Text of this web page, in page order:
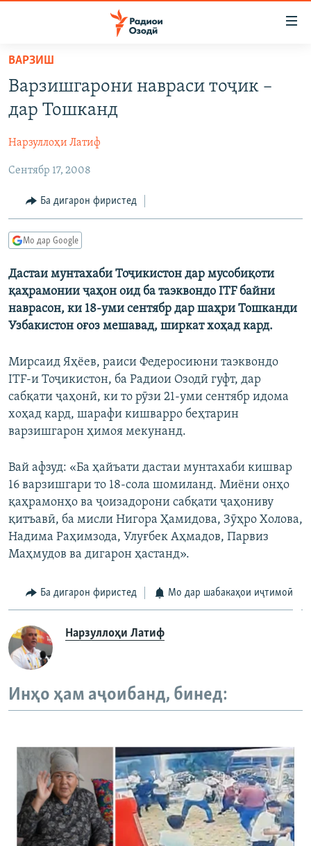
Ҷаҳиш
мояи
аслӣ
Ҷаҳиш
ба
аслӣ
Ҷаҳиш
ҷустор
СИЁСАТ
ҶОМЕА
ҚАЗИЯИ "КРОКУС"
ОСИЁИ МАРКАЗӢ
МЕҲМОНИ ОЗОДӢ
ВАРЗИШ
ГАПИ ОЗОД
РӮЗГОРИ МУҲОҶИР
САЛОМ, ХОҲАР
ТАҲҚИҚОТ
ҶАНГ ДАР УКРАИНА
НАЗАРИ МАРДУМ
БЛОГИСТОН
ОЗОДӢ ОНЛАЙН
ЧАНДРАСОНАӢ
ВИДЕО
НИГОРИСТОН
ГУЗОРИШҲОИ РАДИОӢ
РӮЙХАТҲО
КИТОБҲОИ ОЗОДӢ
ПАЙГИРӢ КУНЕД
Ҳамаи сомонаҳои RFE/RL
ВАРЗИШ
Варзишгарони навраси тоҷик –
дар Тошканд
Нарзуллоҳи Латиф
Сентябр 17, 2008
Ба дигарон фиристед
Мо дар Google
Дастаи мунтахаби Тоҷикистон дар мусобиқоти
қаҳрамонии ҷаҳон оид ба таэквондо ITF байни
наврасон, ки 18-уми сентябр дар шаҳри Тошканди
Узбакистон оғоз мешавад, ширкат хоҳад кард.
Мирсаид Яҳёев, раиси Федеросиюни таэквондо
ITF-и Тоҷикистон, ба Радиои Озодӣ гуфт, дар
сабқати ҷаҳонӣ, ки то рӯзи 21-уми сентябр идома
хоҳад кард, шарафи кишварро беҳтарин
варзишгарон ҳимоя мекунанд.
Вай афзуд: «Ба ҳайъати дастаи мунтахаби кишвар
16 варзишгари то 18-сола шомиланд. Миёни онҳо
қаҳрамонҳо ва ҷоизадорони сабқати ҷаҳониву
қитъавӣ, ба мисли Нигора Ҳамидова, Зӯҳро Холова,
Надима Раҳимзода, Улуғбек Аҳмадов, Парвиз
Маҳмудов ва дигарон ҳастанд».
Ба дигарон фиристед Мо дар шабакаҳои иҷтимоӣ
Нарзуллоҳи Латиф
Инҳо ҳам аҷоибанд, бинед: